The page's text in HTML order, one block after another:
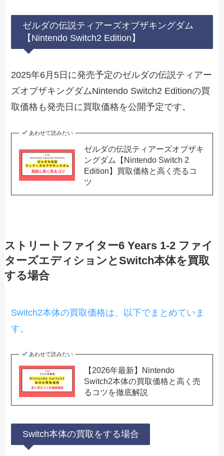
ゼルダの伝説ティアーズオブザキングダム
【Nintendo Switch2 Edition】
2025年6月5日に発売予定のゼルダの伝説ティアー
ズオブザキングダムNintendo Switch2 Editionの買
取価格も発売日に買取価格を公開予定です。
あわせて読みたい
ゼルダの伝説ティアーズオブザキ
ングダム【Nintendo Switch 2
Edition】買取価格と高く売るコ
ツ
ストリートファイター6 Years 1-2 ファイ
ターズエディションとSwitch本体を買取
する場合
Switch2本体の買取価格は、以下でまとめていま
す。
あわせて読みたい
【2026年最新】Nintendo
Switch2本体の買取価格と高く売
るコツを徹底解説
Switch本体の買取をする場合